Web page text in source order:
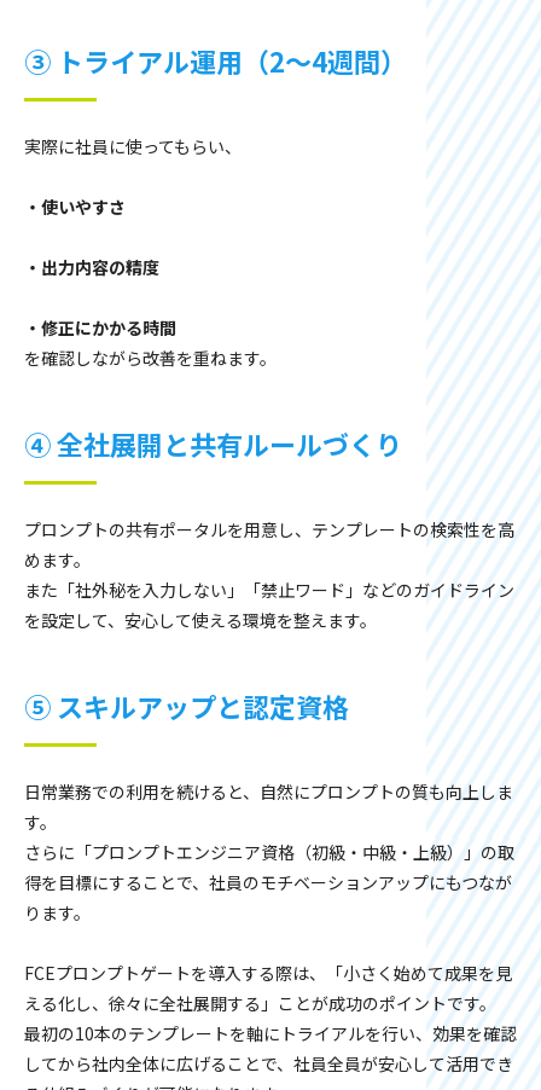
③ トライアル運用（2〜4週間）
実際に社員に使ってもらい、
・使いやすさ
・出力内容の精度
・修正にかかる時間
を確認しながら改善を重ねます。
④ 全社展開と共有ルールづくり
プロンプトの共有ポータルを用意し、テンプレートの検索性を高
めます。
また「社外秘を入力しない」「禁止ワード」などのガイドライン
を設定して、安心して使える環境を整えます。
⑤ スキルアップと認定資格
日常業務での利用を続けると、自然にプロンプトの質も向上しま
す。
さらに「プロンプトエンジニア資格（初級・中級・上級）」の取
得を目標にすることで、社員のモチベーションアップにもつなが
ります。
FCEプロンプトゲートを導入する際は、「小さく始めて成果を見
える化し、徐々に全社展開する」ことが成功のポイントです。
最初の10本のテンプレートを軸にトライアルを行い、効果を確認
してから社内全体に広げることで、社員全員が安心して活用でき